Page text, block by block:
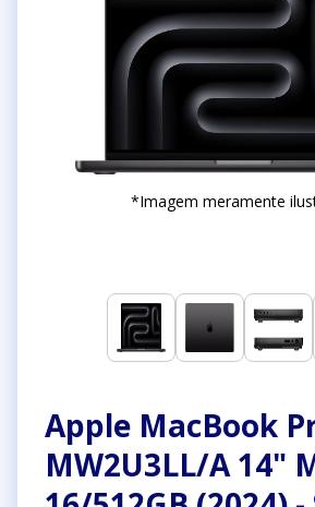
*Imagem meramente
Apple MacBook
MW2U3LL/A 14"